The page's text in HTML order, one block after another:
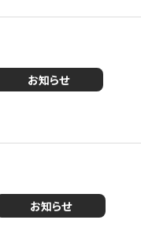
お知らせ
お知らせ